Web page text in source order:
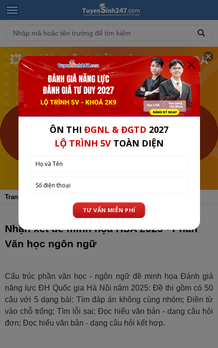
💥 NGÀY HỘI TRẢ GIÁ - MUA KHOÁ
HỌC THEO GIÁ BẠN MUỐN❗
🎯 LỚP 1-12 TẠI TUYENSINH247 (TỪ 10-12/08)
BẮT ĐẦU SAU 1
NGÀY
Trang chủ
Nhận xét đề minh họa HSA 2025 - Phần
Văn học ngôn ngữ
Cấu trúc phần văn học - ngôn ngữ đề minh họa Đánh giá
năng lực ĐH Quốc gia Hà Nội năm 2025: Đề thi gồm có 50
câu với 5 dạng bài: Tìm đáp án không cùng nhóm; Điền từ
vào chỗ trống; Tìm lỗi sai; Đọc hiểu văn bản - dạng câu hỏi
đơn; Đọc hiểu văn bản - dạng câu hỏi kết hợp.